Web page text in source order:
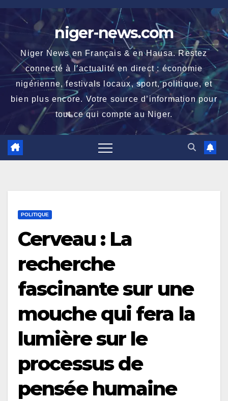
Skip
to
content
niger-news.com
Niger News en Français & en Hausa. Restez
connecté à l’actualité en direct : économie
nigérienne, festivals locaux, sport, politique, et
bien plus encore. Votre source d’information pour
tout ce qui compte au Niger.
POLITIQUE
Cerveau : La
recherche
fascinante sur une
mouche qui fera la
lumière sur le
processus de
pensée humaine